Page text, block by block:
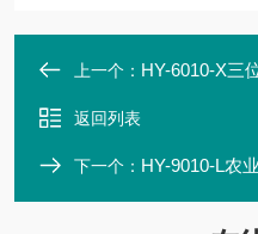
上一个： HY-6010-X三
返回列表
下一个： HY-9010-L农业